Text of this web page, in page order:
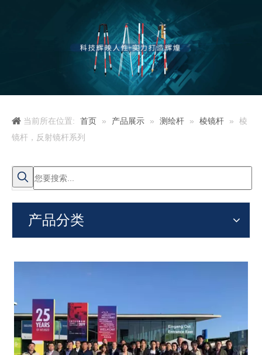
当前所在位置: 首页 » 产品展示 » 测绘杆 » 棱镜杆 »
棱
镜杆，反射镜杆系列
产品分类